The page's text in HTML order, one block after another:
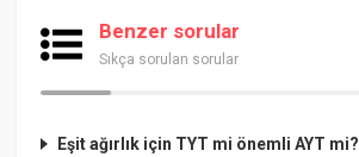
Benzer sorular
Sıkça sorulan sorular
Eşit ağırlık için TYT mi önemli AYT mi?